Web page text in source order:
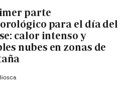
parte
para el día del
calor intenso y
nubes en zonas de